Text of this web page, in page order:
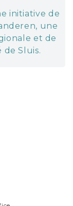
initiative de
une
et de
de Sluis.